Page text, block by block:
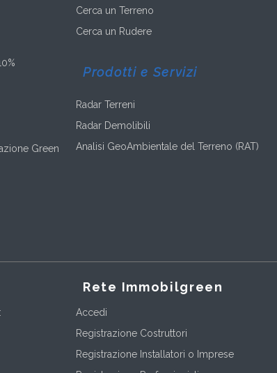
Green
Cerca un Terreno
Cerca un Rudere
Prodotti e Servizi
Radar Terreni
Radar Demolibili
Analisi GeoAmbientale del Terreno (RAT)
Rete Immobilgreen
Accedi
Registrazione Costruttori
Registrazione Installatori o Imprese